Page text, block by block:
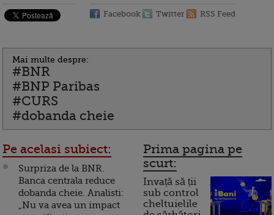
Facebook Twitter RSS Feed
Mai multe despre:
#BNR
#BNP Paribas
#CURS
#dobanda cheie
Pe acelasi subiect:
Surpriza de la BNR.
Banca centrala reduce
dobanda cheie. Analisti:
„Nu va avea un impact
Prima pagina pe
scurt:
Invață să ții
sub control
cheltuielile